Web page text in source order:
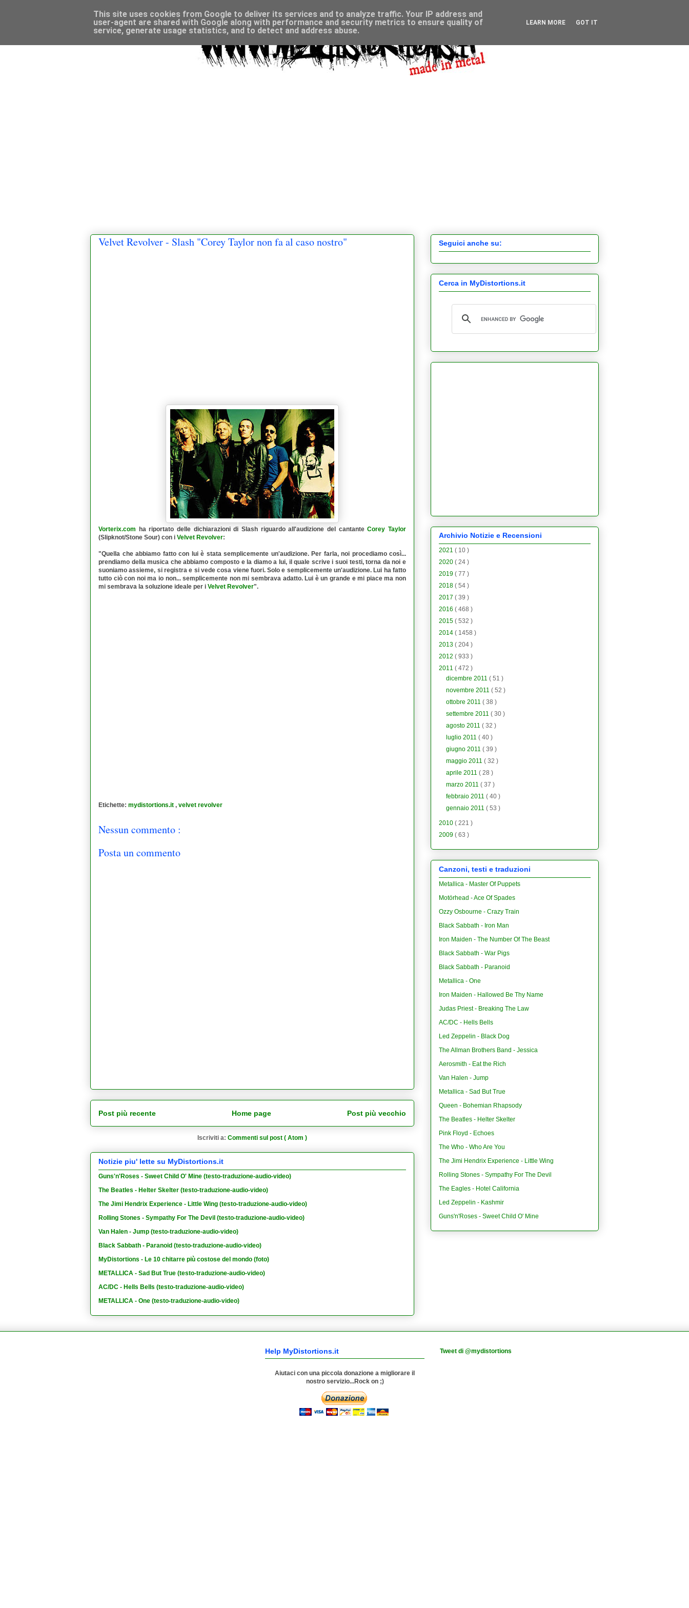
Velvet Revolver - Slash "Corey Taylor non fa al caso nostro"
Vorterix.com ha riportato delle dichiarazioni di Slash riguardo all'audizione del cantanteCorey Taylor
(Slipknot/Stone Sour) con i Velvet Revolver:
"Quella che abbiamo fatto con lui è stata semplicemente un'audizione. Per farla, noi procediamo così...
prendiamo della musica che abbiamo composto e la diamo a lui, il quale scrive i suoi testi, torna da noi e
suoniamo assieme, si registra e si vede cosa viene fuori. Solo e semplicemente un'audizione. Lui ha fatto
tutto ciò con noi ma io non... semplicemente non mi sembrava adatto. Lui è un grande e mi piace ma non
mi sembrava la soluzione ideale per i Velvet Revolver".
Etichette: mydistortions.it , velvet revolver
Nessun commento :
Posta un commento
Post più recente Post più vecchio
Home page
Iscriviti a: Commenti sul post ( Atom )
Notizie piu' lette su MyDistortions.it
Guns'n'Roses - Sweet Child O' Mine (testo-traduzione-audio-video)
The Beatles - Helter Skelter (testo-traduzione-audio-video)
The Jimi Hendrix Experience - Little Wing (testo-traduzione-audio-video)
Rolling Stones - Sympathy For The Devil (testo-traduzione-audio-video)
Van Halen - Jump (testo-traduzione-audio-video)
Black Sabbath - Paranoid (testo-traduzione-audio-video)
MyDistortions - Le 10 chitarre più costose del mondo (foto)
METALLICA - Sad But True (testo-traduzione-audio-video)
AC/DC - Hells Bells (testo-traduzione-audio-video)
METALLICA - One (testo-traduzione-audio-video)
Seguici anche su:
Cerca in MyDistortions.it
Archivio Notizie e Recensioni
2021 ( 10 )
2020 ( 24 )
2019 ( 77 )
2018 ( 54 )
2017 ( 39 )
2016 ( 468 )
2015 ( 532 )
2014 ( 1458 )
2013 ( 204 )
2012 ( 933 )
2011 ( 472 )
dicembre 2011( 51 )
novembre 2011( 52 )
ottobre 2011( 38 )
settembre 2011( 30 )
agosto 2011( 32 )
luglio 2011( 40 )
giugno 2011( 39 )
maggio 2011( 32 )
aprile 2011( 28 )
marzo 2011( 37 )
febbraio 2011( 40 )
gennaio 2011( 53 )
2010 ( 221 )
2009 ( 63 )
Canzoni, testi e traduzioni
Metallica - Master Of Puppets
Motörhead - Ace Of Spades
Ozzy Osbourne - Crazy Train
Black Sabbath - Iron Man
Iron Maiden - The Number Of The Beast
Black Sabbath - War Pigs
Black Sabbath - Paranoid
Metallica - One
Iron Maiden - Hallowed Be Thy Name
Judas Priest - Breaking The Law
AC/DC - Hells Bells
Led Zeppelin - Black Dog
The Allman Brothers Band - Jessica
Aerosmith - Eat the Rich
Van Halen - Jump
Metallica - Sad But True
Queen - Bohemian Rhapsody
The Beatles - Helter Skelter
Pink Floyd - Echoes
The Who - Who Are You
The Jimi Hendrix Experience - Little Wing
Rolling Stones - Sympathy For The Devil
The Eagles - Hotel California
Led Zeppelin - Kashmir
Guns'n'Roses - Sweet Child O' Mine
Help MyDistortions.it
Aiutaci con una piccola donazione a migliorare il
nostro servizio...Rock on ;)
Tweet di @mydistortions
This site uses cookies from Google to deliver its services and to analyze traffic. Your IP address and
user-agent are shared with Google along with performance and security metrics to ensure quality of
service, generate usage statistics, and to detect and address abuse.
LEARN MORE GOT IT